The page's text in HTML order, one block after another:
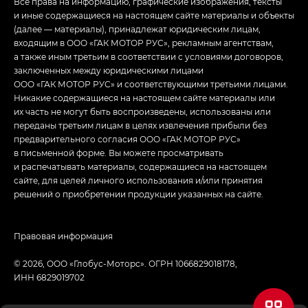
и иные содержащиеся на настоящем сайте материалы и объекты
(далее — материалы), принадлежат юридическим лицам,
входящим в ООО «ГАК МОТОР РУС», рекламным агентствам,
а также иным третьим в соответствии с условиями договоров,
заключенных между юридическими лицами
ООО «ГАК МОТОР РУС» и соответствующими третьими лицами.
Никакие содержащиеся на настоящем сайте материалы или
их часть не могут быть воспроизведены, использованы или
переданы третьим лицам в целях извлечения прибыли без
предварительного согласия ООО «ГАК МОТОР РУС»
в письменной форме. Вы можете просматривать
и распечатывать материалы, содержащиеся на настоящем
сайте, для целей личного использования и/или принятия
решений о приобретении продукции указанных на сайте.
© 2026, ООО «Глобус-Моторс». ОГРН 1066829018178,
ИНН 6829019702
Правовая информация